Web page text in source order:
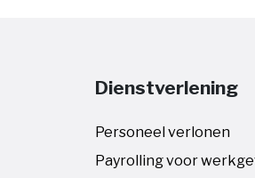
Dienstverlening
Personeel verlonen
Payrolling voor